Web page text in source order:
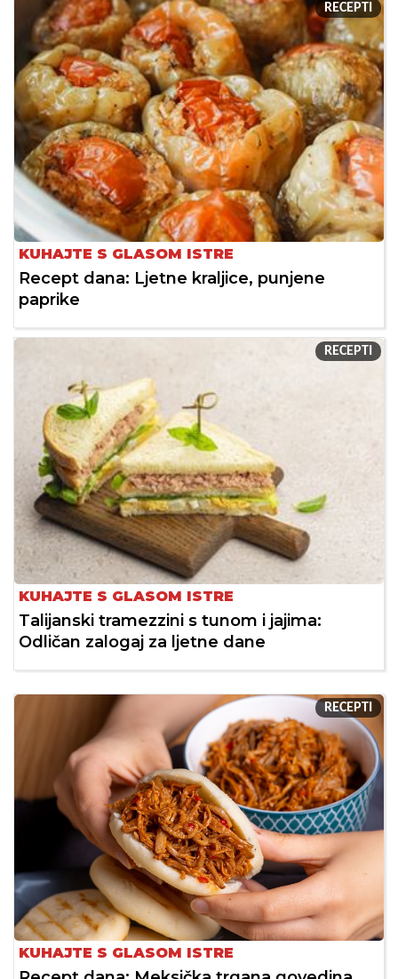
RECEPTI
KUHAJTE S GLASOM ISTRE
Recept dana: Ljetne kraljice, punjene
paprike
RECEPTI
KUHAJTE S GLASOM ISTRE
Talijanski tramezzini s tunom i jajima:
Odličan zalogaj za ljetne dane
RECEPTI
KUHAJTE S GLASOM ISTRE